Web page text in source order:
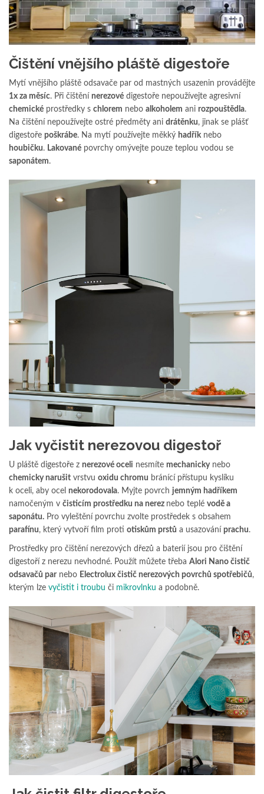
Čištění vnějšího pláště digestoře
Mytí vnějšího pláště odsavače par od mastných usazenin provádějte
1x za měsíc. Při čištění nerezové digestoře nepoužívejte agresivní
chemické prostředky s chlorem nebo alkoholem ani rozpouštědla.
Na čištění nepoužívejte ostré předměty ani drátěnku, jinak se plášť
digestoře poškrábe. Na mytí používejte měkký hadříknebo
houbičku. Lakované povrchy omývejte pouze teplou vodou se
saponátem.
Jak vyčistit nerezovou digestoř
U pláště digestoře z nerezové oceli nesmíte mechanickynebo
chemicky narušit vrstvu oxidu chromu bránící přístupu kyslíku
k oceli, aby ocel nekorodovala. Myjte povrch jemným hadříkem
namočeným v čisticím prostředku na nerez nebo teplé vodě a
saponátu. Pro vyleštění povrchu zvolte prostředek s obsahem
parafínu, který vytvoří film proti otiskům prstů a usazování prachu.
Prostředky pro čištění nerezových dřezů a baterií jsou pro čištění
digestoří z nerezu nevhodné. Použít můžete třeba Alori Nano čistič
odsavačů par nebo Electrolux čistič nerezových povrchů spotřebičů,
kterým lze vyčistit i troubu či mikrovlnku a podobně.